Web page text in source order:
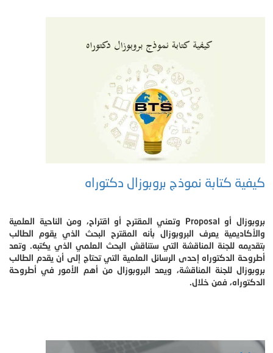
كيفية كتابة نموذج بروبوزال دكتوراه
بروبوزال أو Proposal وتعني المقترح أو اقتراح، ومن الناحية العلمية
والأكاديمية يعرف البروبوزال بأنه المقترح البحث الذي يقوم الطالب
بتقديمه للجنة المناقشة التي ستناقش البحث العلمي الذي يكتبه. وتعد
أطروحة الدكتوراه إحدى الرسائل العلمية التي تحتاج إلى أن يقدم الطالب
بروبوزال للجنة المناقشة، ويعد البروبوزال من أهم الأمور في أطروحة
الدكتوراه، فمن خلال.